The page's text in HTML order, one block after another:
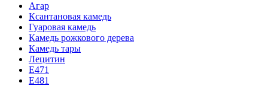
Агар
Ксантановая камедь
Гуаровая камедь
Камедь рожкового дерева
Камедь тары
Лецитин
Е471
Е481